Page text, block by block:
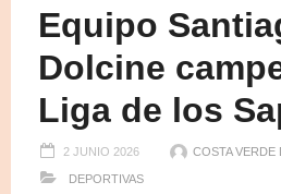
Equipo
Dolcine
Liga de los
2 JUNIO 2026 COSTA VERDE
DEPORTIVAS